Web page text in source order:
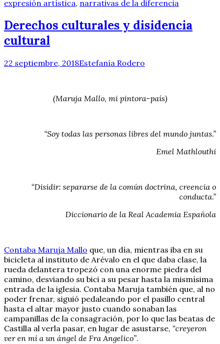
expresión artística, narrativas de la diferencia
Derechos culturales y disidencia
cultural
22 septiembre, 2018Estefanía Rodero
(Maruja Mallo, mi pintora-país)
“Soy todas las personas libres del mundo juntas.”
Emel Mathlouthi
“Disidir: separarse de la común doctrina, creencia o
conducta.”
Diccionario de la Real Academia Española
Contaba Maruja Mallo que, un día, mientras iba en su
bicicleta al instituto de Arévalo en el que daba clase, la
rueda delantera tropezó con una enorme piedra del
camino, desviando su bici a su pesar hasta la mismísima
entrada de la iglesia. Contaba Maruja también que, al no
poder frenar, siguió pedaleando por el pasillo central
hasta el altar mayor justo cuando sonaban las
campanillas de la consagración, por lo que las beatas de
Castilla al verla pasar, en lugar de asustarse, “creyeron
ver en mí a un ángel de Fra Angelico”.